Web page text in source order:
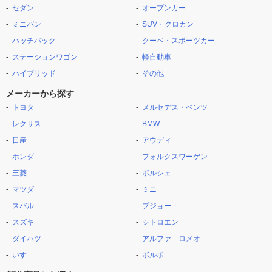
セダン
ミニバン
ハッチバック
ステーションワゴン
ハイブリッド
オープンカー
SUV・クロカン
クーペ・スポーツカー
軽自動車
その他
メーカーから探す
トヨタ
レクサス
日産
ホンダ
三菱
マツダ
スバル
スズキ
ダイハツ
いすゞ
メルセデス・ベンツ
BMW
アウディ
フォルクスワーゲン
ポルシェ
ミニ
プジョー
シトロエン
アルファ ロメオ
ボルボ